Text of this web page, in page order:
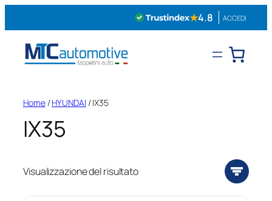
★4.8 ACCEDI
Home/HYUNDAI / IX35
IX35
Visualizzazione del risultato